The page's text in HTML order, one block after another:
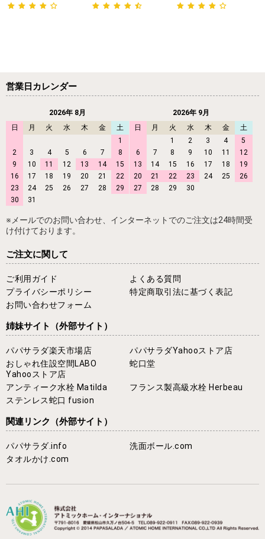
営業日カレンダー
2026年 8月
日
月 火 水 木 金
土
1
2
3 4 5 6 7
8
9
10 11 12 13 14
15
16
17 18 19 20 21
22
23
24 25 26 27 28
29
30
31
2026年 9月
日
月 火 水 木 金
土
1
2 3 4
5
6
7 8 9 10 11
12
13
14 15 16 17 18
19
20
21 22 23 24 25
26
27
28 29 30
※メールでのお問い合わせ、インターネットでのご注文は24時間受
け付けております。
ご注文に関して
ご利用ガイド
よくある質問
プライバシーポリシー
特定商取引法に基づく表記
お問い合わせフォーム
姉妹サイト （外部サイト）
パパサラダ楽天市場店
パパサラダYahooストア店
おしゃれ住設空間LABO
Yahooストア店
蛇口堂
アンティーク水栓 Matilda
フランス製高級水栓 Herbeau
ステンレス蛇口 fusion
関連リンク （外部サイト）
パパサラダ.info
洗面ボール.com
タオルかけ.com